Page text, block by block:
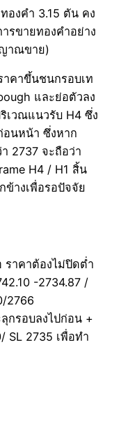
องคำ 3.15 ตัน คง
รขายทองคำอย่าง
าณขาย)
คาขึ้นชนกรอบเท
และย่อตัวลง
เวณแนวรับ H4 ซึ่ง
อนหน้า ซึ่งหาก
2737 จะถือว่า
H4 / H1 สิ้น
างเพื่อรอปัจจัย
าคาต้องไม่ปิดต่ำ
-2734.87 /
2766
กรอบลงไปก่อน +
SL 2735 เพื่อทำ